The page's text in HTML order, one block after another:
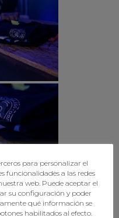
para personalizar el
funcionalidades a las redes
web. Puede aceptar el
su configuración y poder
qué información se
habilitados al efecto.